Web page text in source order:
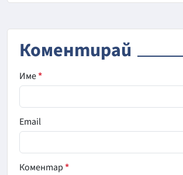
Коментирай
Име*
Email
Коментар*